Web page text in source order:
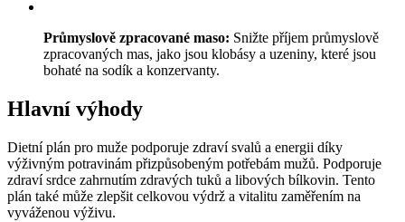
Průmyslově zpracované maso: Snižte příjem průmyslově
zpracovaných mas, jako jsou klobásy a uzeniny, které jsou
bohaté na sodík a konzervanty.
Hlavní výhody
Dietní plán pro muže podporuje zdraví svalů a energii díky
výživným potravinám přizpůsobeným potřebám mužů. Podporuje
zdraví srdce zahrnutím zdravých tuků a libových bílkovin. Tento
plán také může zlepšit celkovou výdrž a vitalitu zaměřením na
vyváženou výživu.